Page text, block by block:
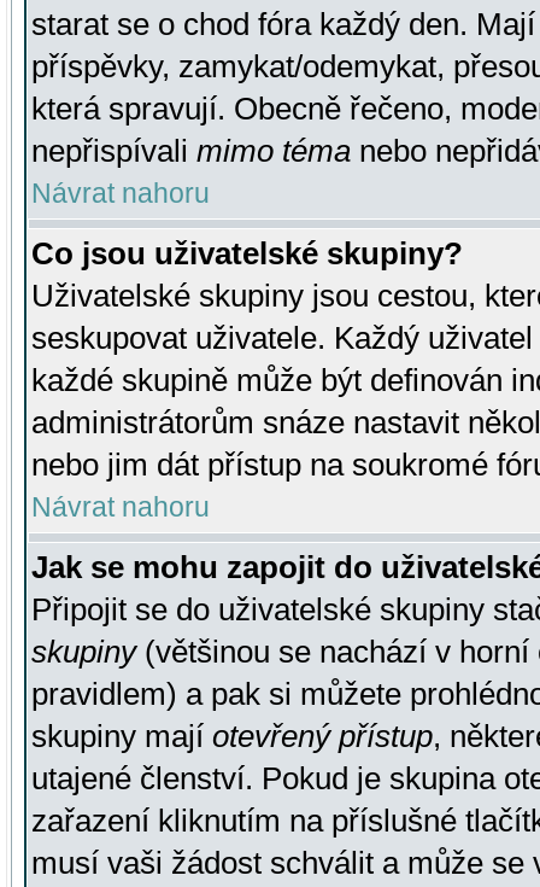
starat se o chod fóra každý den.
příspěvky, zamykat/odemykat,
která spravují. Obecně řečeno,
nepřispívali mimo téma nebo
Návrat nahoru
Co jsou uživatelské skupiny?
Uživatelské skupiny jsou cestou,
seskupovat uživatele. Každý
každé skupině může být definován
administrátorům snáze nastavit
nebo jim dát přístup na soukromé
Návrat nahoru
Jak se mohu zapojit do
Připojit se do uživatelské skupiny
skupiny(většinou se nachází v horní
pravidlem) a pak si můžete
skupiny mají otevřený přístup,
utajené členství. Pokud je skupina
zařazení kliknutím na příslušné
musí vaši žádost schválit a může se